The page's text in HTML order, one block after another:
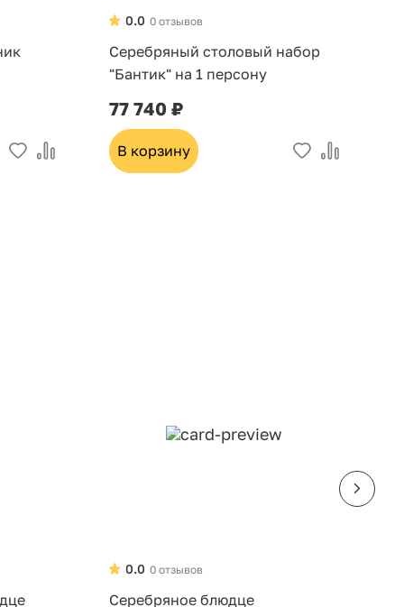
0 отзывов
0.0
Серебряный столовый набор
"Бантик" на 1 персону
77 740 ₽
В корзину
0 отзывов
0.0
Серебряное блюдце